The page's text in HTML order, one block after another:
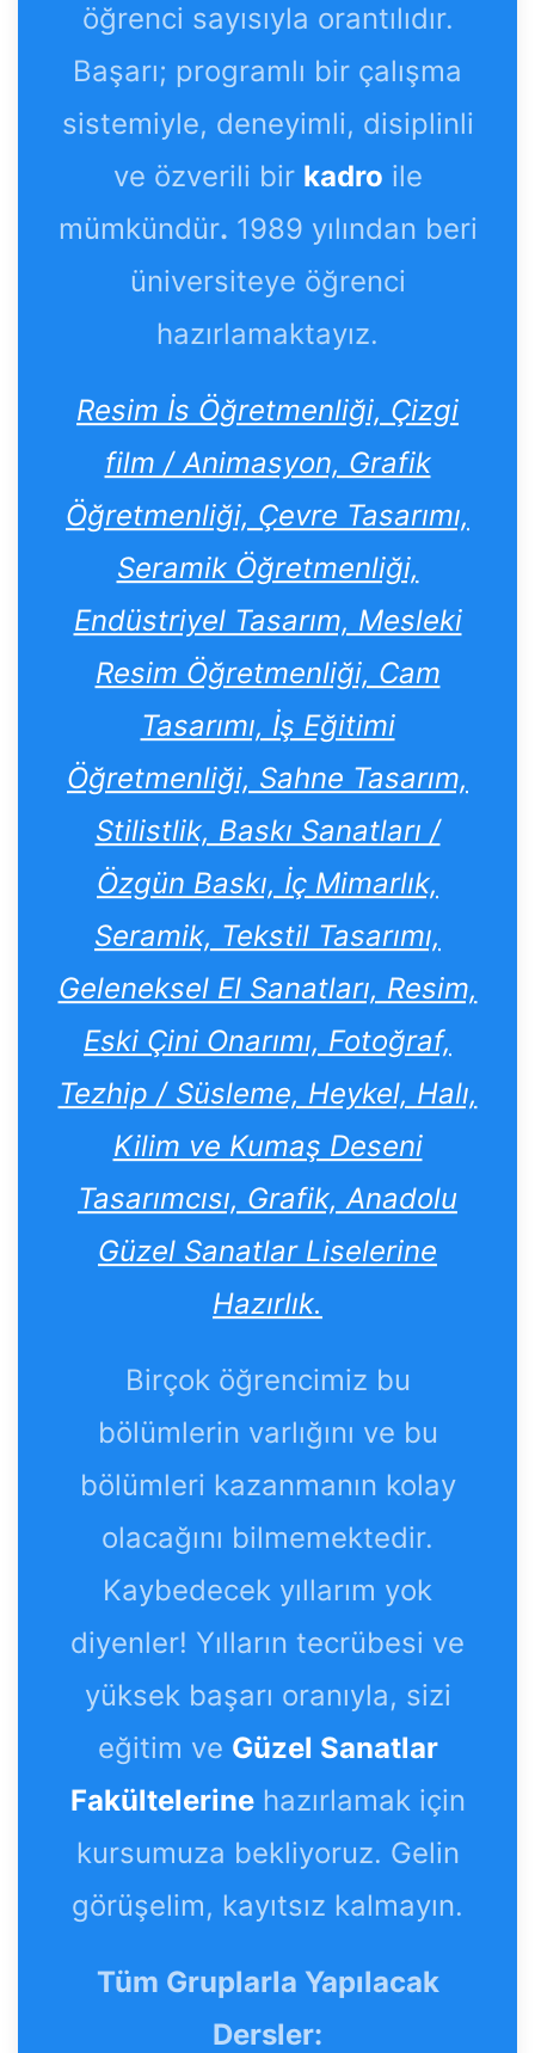
öğrenci sayısıyla orantılıdır.
Başarı; programlı bir çalışma
sistemiyle, deneyimli, disiplinli
ve özverili bir kadro ile
mümkündür. 1989 yılından beri
üniversiteye öğrenci
hazırlamaktayız.
Resim İs Öğretmenliği, Çizgi
film / Animasyon, Grafik
Öğretmenliği, Çevre Tasarımı,
Seramik Öğretmenliği,
Endüstriyel Tasarım, Mesleki
Resim Öğretmenliği, Cam
Tasarımı, İş Eğitimi
Öğretmenliği, Sahne Tasarım,
Stilistlik, Baskı Sanatları /
Özgün Baskı, İç Mimarlık,
Seramik, Tekstil Tasarımı,
Geleneksel El Sanatları, Resim,
Eski Çini Onarımı, Fotoğraf,
Tezhip / Süsleme, Heykel, Halı,
Kilim ve Kumaş Deseni
Tasarımcısı, Grafik, Anadolu
Güzel Sanatlar Liselerine
Hazırlık.
Birçok öğrencimiz bu
bölümlerin varlığını ve bu
bölümleri kazanmanın kolay
olacağını bilmemektedir.
Kaybedecek yıllarım yok
diyenler! Yılların tecrübesi ve
yüksek başarı oranıyla, sizi
eğitim ve Güzel Sanatlar
Fakültelerinehazırlamak için
kursumuza bekliyoruz. Gelin
görüşelim, kayıtsız kalmayın.
Tüm Gruplarla Yapılacak
Dersler: